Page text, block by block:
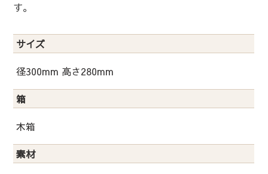
す。
サイズ
径300mm 高さ280mm
箱
木箱
素材